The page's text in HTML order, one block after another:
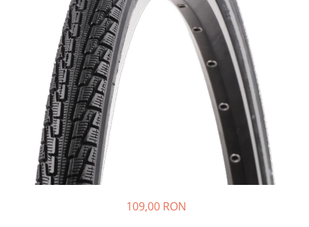
https://www.doctortrotineta.ro/lumini
Stop trotineta
https://www.doctortrotineta.ro/cadru
Aparatori (aripi)
Cricuri trotineta
Suruburi
Suspensie
109,00 RON